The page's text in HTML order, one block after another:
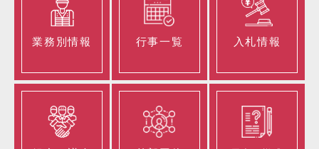
業務別情報 行事一覧 入札情報